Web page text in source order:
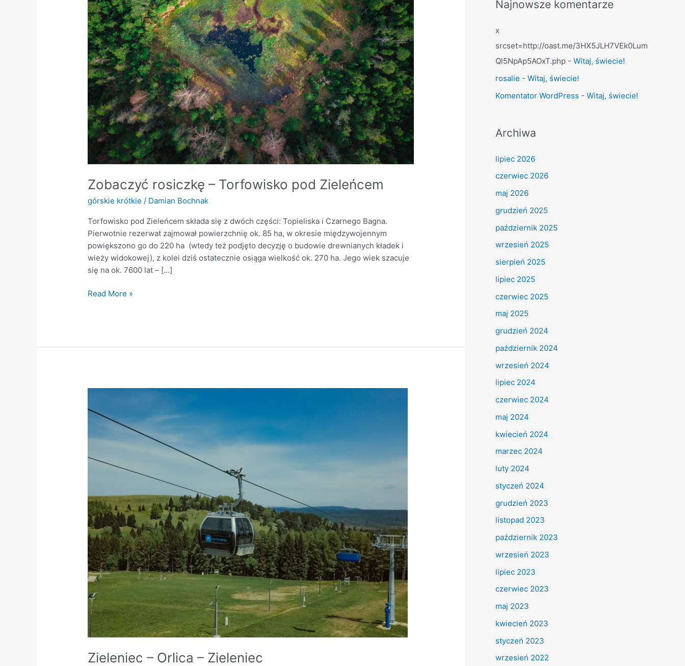
Zobaczyć rosiczkę – Torfowisko pod Zieleńcem
górskie krótkie / Damian Bochnak
Torfowisko pod Zieleńcem składa się z dwóch części: Topieliska i Czarnego Bagna.
Pierwotnie rezerwat zajmował powierzchnię ok. 85 ha, w okresie międzywojennym
powiększono go do 220 ha (wtedy też podjęto decyzję o budowie drewnianych kładek i
wieży widokowej), z kolei dziś ostatecznie osiąga wielkość ok. 270 ha. Jego wiek szacuje
się na ok. 7600 lat – […]
Read More »
Zieleniec – Orlica – Zieleniec
–
Orlica
Zieleniec
Najnowsze komentarze
x
srcset=http://oast.me/3HX5JLH7VEk0Lum
Ql5NpAp5AOxT.php - Witaj, świecie!
rosalie - Witaj, świecie!
Komentator WordPress - Witaj, świecie!
Archiwa
lipiec 2026
czerwiec 2026
maj 2026
grudzień 2025
październik 2025
wrzesień 2025
sierpień 2025
lipiec 2025
czerwiec 2025
maj 2025
grudzień 2024
październik 2024
wrzesień 2024
lipiec 2024
czerwiec 2024
maj 2024
kwiecień 2024
marzec 2024
luty 2024
styczeń 2024
grudzień 2023
listopad 2023
październik 2023
wrzesień 2023
lipiec 2023
czerwiec 2023
maj 2023
kwiecień 2023
styczeń 2023
wrzesień 2022